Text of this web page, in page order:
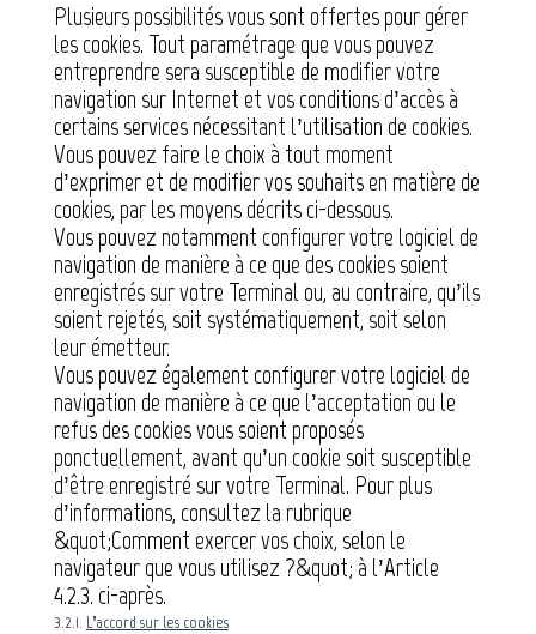
Plusieurs possibilités vous sont offertes pour gérer
les cookies. Tout paramétrage que vous pouvez
entreprendre sera susceptible de modifier votre
navigation sur Internet et vos conditions d’accès à
certains services nécessitant l’utilisation de cookies.
Vous pouvez faire le choix à tout moment
d’exprimer et de modifier vos souhaits en matière de
cookies, par les moyens décrits ci-dessous.
Vous pouvez notamment configurer votre logiciel de
navigation de manière à ce que des cookies soient
enregistrés sur votre Terminal ou, au contraire, qu’ils
soient rejetés, soit systématiquement, soit selon
leur émetteur.
Vous pouvez également configurer votre logiciel de
navigation de manière à ce que l’acceptation ou le
refus des cookies vous soient proposés
ponctuellement, avant qu’un cookie soit susceptible
d’être enregistré sur votre Terminal. Pour plus
d’informations, consultez la rubrique
&quot;Comment exercer vos choix, selon le
navigateur que vous utilisez ?&quot; à l’Article
4.2.3. ci-après.
3.2.1. L’accord sur les cookies